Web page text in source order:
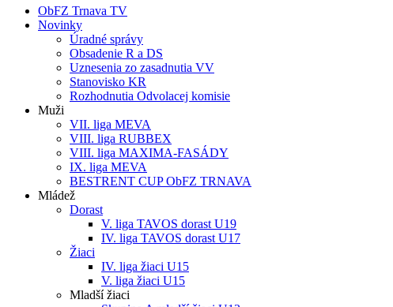
ObFZ Trnava TV
Novinky
Úradné správy
Obsadenie R a DS
Uznesenia zo zasadnutia VV
Stanovisko KR
Rozhodnutia Odvolacej komisie
Muži
VII. liga MEVA
VIII. liga RUBBEX
VIII. liga MAXIMA-FASÁDY
IX. liga MEVA
BESTRENT CUP ObFZ TRNAVA
Mládež
Dorast
V. liga TAVOS dorast U19
IV. liga TAVOS dorast U17
Žiaci
IV. liga žiaci U15
V. liga žiaci U15
Mladší žiaci